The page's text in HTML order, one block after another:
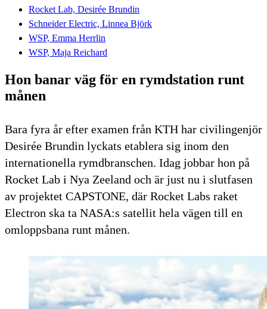
Rocket Lab, Desirée Brundin
Schneider Electric, Linnea Björk
WSP, Emma Herrlin
WSP, Maja Reichard
Hon banar väg för en rymdstation runt
månen
Bara fyra år efter examen från KTH har civilingenjör
Desirée Brundin lyckats etablera sig inom den
internationella rymdbranschen. Idag jobbar hon på
Rocket Lab i Nya Zeeland och är just nu i slutfasen
av projektet CAPSTONE, där Rocket Labs raket
Electron ska ta NASA:s satellit hela vägen till en
omloppsbana runt månen.